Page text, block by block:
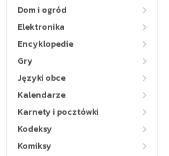
Dom i ogród
Elektronika
Encyklopedie
Gry
Języki obce
Kalendarze
Karnety i pocztówki
Kodeksy
Komiksy